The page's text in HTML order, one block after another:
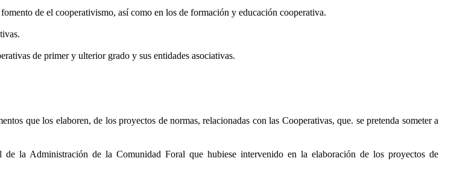
de el cooperativismo, así como en los de formación y educación cooperativa.
de primer y ulterior grado y sus entidades asociativas.
que los elaboren, de los proyectos de normas, relacionadas con las Cooperativas, que. se pretenda someter a
la Administración de la Comunidad Foral que hubiese intervenido en la elaboración de los proyectos de